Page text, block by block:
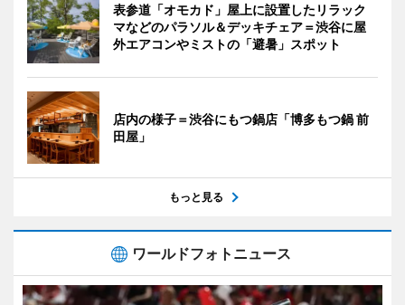
表参道「オモカド」屋上に設置したリラック
マなどのパラソル＆デッキチェア＝渋谷に屋
外エアコンやミストの「避暑」スポット
店内の様子＝渋谷にもつ鍋店「博多もつ鍋 前
田屋」
もっと見る
ワールドフォトニュース